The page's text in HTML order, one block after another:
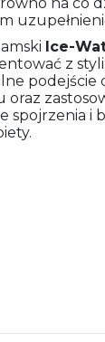
Ice-
z
podejście
oraz
spojrzenia i